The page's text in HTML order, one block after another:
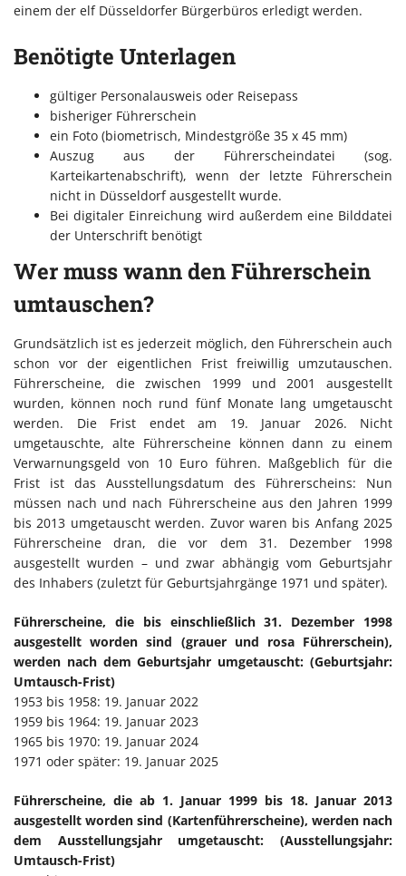
einem der elf Düsseldorfer Bürgerbüros erledigt werden.
Benötigte Unterlagen
gültiger Personalausweis oder Reisepass
bisheriger Führerschein
ein Foto (biometrisch, Mindestgröße 35 x 45 mm)
Auszug aus der Führerscheindatei (sog.
Karteikartenabschrift), wenn der letzte Führerschein
nicht in Düsseldorf ausgestellt wurde.
Bei digitaler Einreichung wird außerdem eine Bilddatei
der Unterschrift benötigt
Wer muss wann den Führerschein
umtauschen?
Grundsätzlich ist es jederzeit möglich, den Führerschein auch
schon vor der eigentlichen Frist freiwillig umzutauschen.
Führerscheine, die zwischen 1999 und 2001 ausgestellt
wurden, können noch rund fünf Monate lang umgetauscht
werden. Die Frist endet am 19. Januar 2026. Nicht
umgetauschte, alte Führerscheine können dann zu einem
Verwarnungsgeld von 10 Euro führen. Maßgeblich für die
Frist ist das Ausstellungsdatum des Führerscheins: Nun
müssen nach und nach Führerscheine aus den Jahren 1999
bis 2013 umgetauscht werden. Zuvor waren bis Anfang 2025
Führerscheine dran, die vor dem 31. Dezember 1998
ausgestellt wurden – und zwar abhängig vom Geburtsjahr
des Inhabers (zuletzt für Geburtsjahrgänge 1971 und später).
Führerscheine, die bis einschließlich 31. Dezember 1998
ausgestellt worden sind (grauer und rosa Führerschein),
werden nach dem Geburtsjahr umgetauscht: (Geburtsjahr:
Umtausch-Frist)
1953 bis 1958: 19. Januar 2022
1959 bis 1964: 19. Januar 2023
1965 bis 1970: 19. Januar 2024
1971 oder später: 19. Januar 2025
Führerscheine, die ab 1. Januar 1999 bis 18. Januar 2013
ausgestellt worden sind (Kartenführerscheine), werden nach
dem Ausstellungsjahr umgetauscht: (Ausstellungsjahr:
Umtausch-Frist)